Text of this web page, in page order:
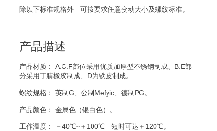
除以下标准规格外，可按要求任意变动大小及螺纹标准。
产品描述
产品材质： A.C.F部位采用优质加厚型不锈钢制成、B.E部
分采用丁腈橡胶制成、D为铁皮制成。
螺纹规格： 英制G、公制Mefyic、德制PG。
产品颜色： 金属色（银白色）。
工作温度： －40℃~＋100℃，短时可达＋120℃。